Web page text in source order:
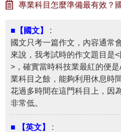
專業科目怎麼準備最有效？
■【國文】
:
國文只考一篇作文，內容通常
來說，我考試時的作文題目是
>，確實當時科技業最紅的便
業科目之餘，能夠利用休息時
花過多時間在這門科目上，因
非常低。
■ 【英文】
: